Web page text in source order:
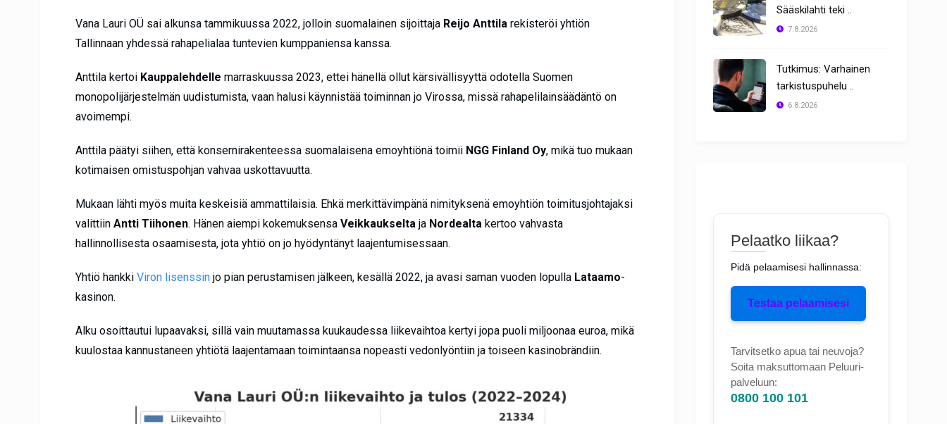
Vana Lauri OÜ sai alkunsa tammikuussa 2022, jolloin suomalainen sijoittaja Reijo Anttila rekisteröi yhtiön
Tallinnaan yhdessä rahapelialaa tuntevien kumppaniensa kanssa.
Anttila kertoi Kauppalehdelle marraskuussa 2023, ettei hänellä ollut kärsivällisyyttä odotella Suomen
monopolijärjestelmän uudistumista, vaan halusi käynnistää toiminnan jo Virossa, missä rahapelilainsäädäntö on
avoimempi.
Anttila päätyi siihen, että konsernirakenteessa suomalaisena emoyhtiönä toimii NGG Finland Oy, mikä tuo mukaan
kotimaisen omistuspohjan vahvaa uskottavuutta.
Mukaan lähti myös muita keskeisiä ammattilaisia. Ehkä merkittävimpänä nimityksenä emoyhtiön toimitusjohtajaksi
valittiin Antti Tiihonen. Hänen aiempi kokemuksensa Veikkaukselta ja Nordealta kertoo vahvasta
hallinnollisesta osaamisesta, jota yhtiö on jo hyödyntänyt laajentumisessaan.
Yhtiö hankki Viron lisenssin jo pian perustamisen jälkeen, kesällä 2022, ja avasi saman vuoden lopulla Lataamo-
kasinon.
Alku osoittautui lupaavaksi, sillä vain muutamassa kuukaudessa liikevaihtoa kertyi jopa puoli miljoonaa euroa, mikä
kuulostaa kannustaneen yhtiötä laajentamaan toimintaansa nopeasti vedonlyöntiin ja toiseen kasinobrändiin.
Sääskilahti teki ..
7.8.2026
Tutkimus: Varhainen
tarkistuspuhelu ..
6.8.2026
Pelaatko liikaa?
Pidä pelaamisesi hallinnassa:
Testaa pelaamisesi
Tarvitsetko apua tai neuvoja?
Soita maksuttomaan Peluuri-
palveluun:
0800 100 101